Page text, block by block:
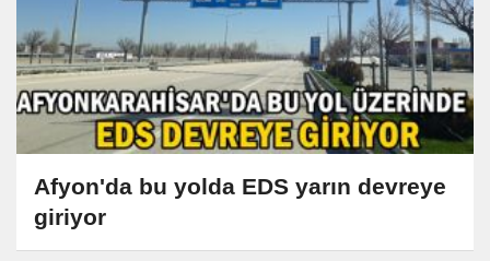
Afyon'da bu yolda EDS yarın devreye
giriyor